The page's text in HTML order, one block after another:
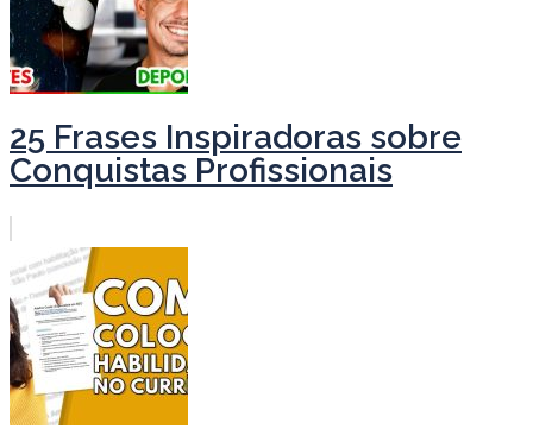
25 Frases Inspiradoras sobre
Conquistas Profissionais